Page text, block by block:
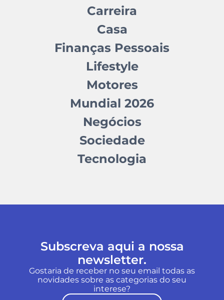
Carreira
Casa
Finanças Pessoais
Lifestyle
Motores
Mundial 2026
Negócios
Sociedade
Tecnologia
Subscreva aqui a nossa
newsletter.
Gostaria de receber no seu email todas as
novidades sobre as categorias do seu
interese?